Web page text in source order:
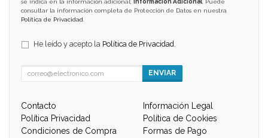
se indica en la información adicional;
Información Adicional: Puede
consultar la información completa de Protección de Datos en nuestra
Política de Privacidad
He leído y acepto la Política de Privacidad
ENVIAR
Contacto
Información Legal
Política Privacidad
Política de Cookies
Condiciones de Compra
Formas de Pago